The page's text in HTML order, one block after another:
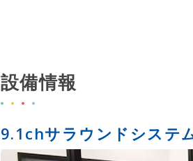
設備情報
9.1chサラウンドシステ